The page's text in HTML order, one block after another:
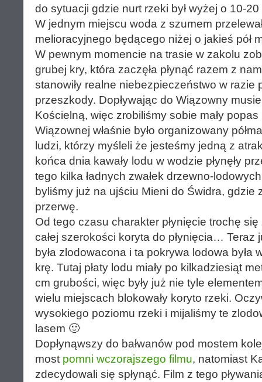
do sytuacji gdzie nurt rzeki był wyżej o 10-
W jednym miejscu woda z szumem
melioracyjnego będącego niżej o jakieś pół
W pewnym momencie na trasie w zakolu
grubej kry, która zaczęła płynąć razem z
stanowiły realne niebezpieczeństwo w razie
przeszkody. Dopływając do Wiązowny
Kościelną, więc zrobiliśmy sobie mały
Wiązownej właśnie było organizowany
ludzi, którzy myśleli że jesteśmy jedną z
końca dnia kawały lodu w wodzie płynęły
tego kilka ładnych zwałek drzewno-
byliśmy już na ujściu Mieni do Świdra, gdzie
przerwę.
Od tego czasu charakter płynięcie trochę się
całej szerokości koryta do płynięcia… Teraz
była zlodowacona i ta pokrywa lodowa była
krę. Tutaj płaty lodu miały po kilkadziesiąt
cm grubości, więc były już nie tyle
wielu miejscach blokowały koryto rzeki.
wysokiego poziomu rzeki i mijaliśmy te
lasem 🙂
Dopłynąwszy do bałwanów pod mostem
most pomni wczorajszego filmu, natomiast
zdecydowali się spłynąć. Film z tego